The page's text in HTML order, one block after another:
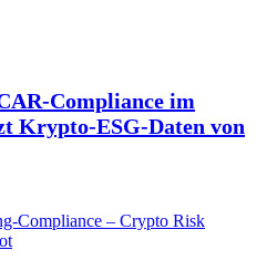
Compliance im
Krypto-ESG-Daten von